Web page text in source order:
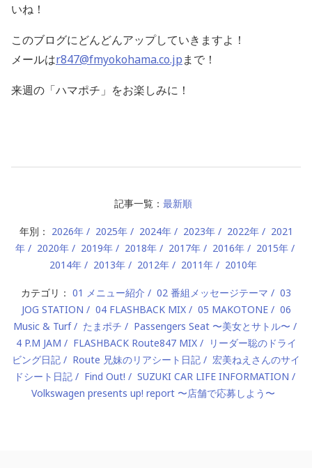
いね！
このブログにどんどんアップしていきますよ！
メールはr847@fmyokohama.co.jpまで！
来週の「ハマポチ」をお楽しみに！
記事一覧： 最新順
年別： 2026年 2025年 2024年 2023年 2022年
2021
年
2020年 2019年 2018年 2017年 2016年
2015年
2014年
2013年 2012年 2011年 2010年
カテゴリ： 01 メニュー紹介 02 番組メッセージテーマ
03
JOG STATION
04 FLASHBACK MIX 05 MAKOTONE
06
Music & Turf
たまポチ
Passengers Seat 〜美女とサトル〜
4 P.M JAM
FLASHBACK Route847 MIX
リーダー聡のドライ
ビング日記
Route 兄妹のリアシート日記
宏美ねえさんのサイ
ドシート日記
Find Out!
SUZUKI CAR LIFE INFORMATION
Volkswagen presents up! report 〜店舗で応募しよう〜